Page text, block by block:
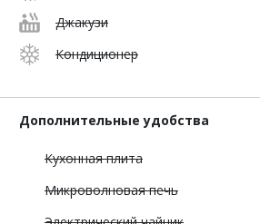
Джакузи
Кондиционер
Дополнительные удобства
Кухонная плита
Микроволновая печь